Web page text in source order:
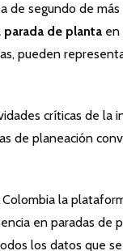
de segundo de
parada de planta en
pueden
críticas de la
de planeación
la
en paradas de
los datos que